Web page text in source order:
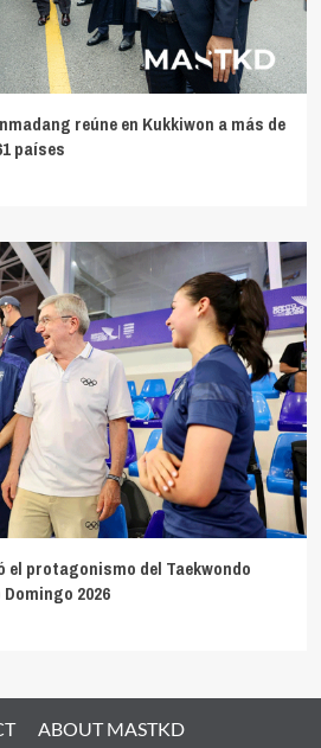
reúne en Kukkiwon a más de
países
el protagonismo del Taekwondo
2026
ABOUT MASTKD